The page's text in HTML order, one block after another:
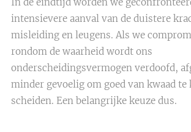
intensievere aanval van de duistere
misleiding en leugens. Als we
rondom de waarheid wordt ons
onderscheidingsvermogen verdoofd,
minder gevoelig om goed van kwaad te
scheiden. Een belangrijke keuze dus.